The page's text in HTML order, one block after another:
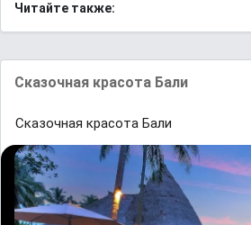
Читайте также:
Сказочная красота Бали
Сказочная красота Бали